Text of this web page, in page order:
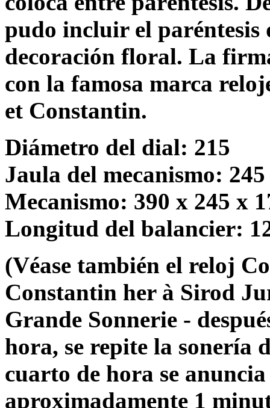
pudo incluir el paréntesis
decoración floral. La
con la famosa marca
et Constantin.
Diámetro del dial: 215
Jaula del mecanismo:
Mecanismo: 390 x 245 x
Longitud del balancier:
(Véase también el reloj
Constantin her à Sirod
Grande Sonnerie -
hora, se repite la sonería
cuarto de hora se
aproximadamente 1